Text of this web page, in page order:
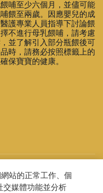
圖上
線
哺至少六個月，並儘可能
餵至兩歲。因應嬰兒的成
護專業人員指導下討論餵
不進行母乳餵哺，請考慮
並了解引入部分瓶餵後可
時，請務必按照標籤上的
保寶寶的健康。
rights reservead.
站的正常工作、個
交媒體功能並分析